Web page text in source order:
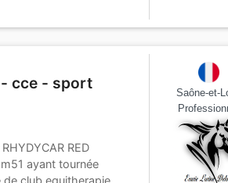
cce - sport
RED
ayant tournée
Saône-et-